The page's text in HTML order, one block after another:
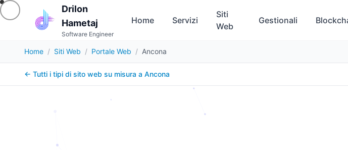
Drilon
Hametaj
Software Engineer
Home Servizi
Siti
Web
Gestionali
Home / Siti Web / Portale Web / Ancona
← Tutti i tipi di sito web su misura a Ancona